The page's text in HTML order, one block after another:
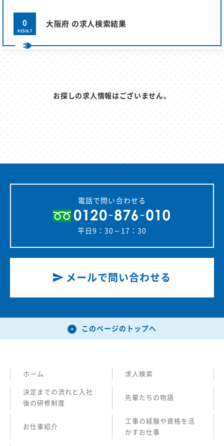
0
RESULT
大阪府 の求人検索結果
お探しの求人情報はございません。
電話で問い合わせる
平日9：30～17：30
メールで問い合わせる
このページのトップへ
ホーム 求人検索
決定までの流れと入社
後の研修制度
先輩たちの物語
お仕事紹介
工事の経験や資格を活
かすお仕事